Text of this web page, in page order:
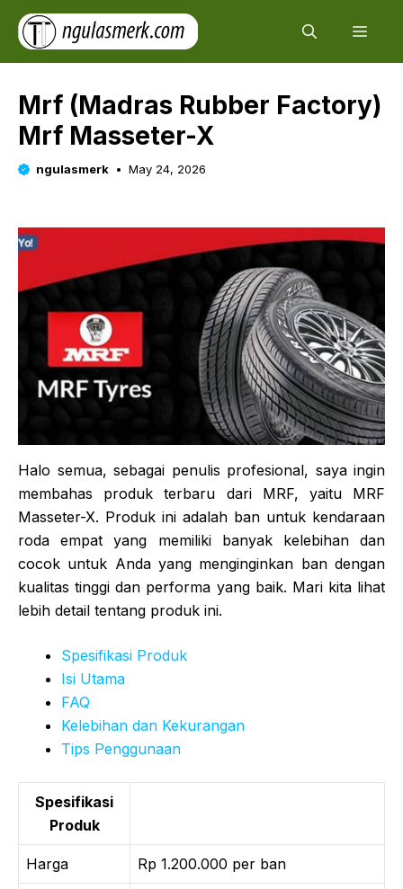
Skip
content
Mrf (Madras Rubber Factory)
Mrf Masseter-X
ngulasmerk May 24, 2026
Halo semua, sebagai penulis profesional, saya ingin
membahas produk terbaru dari MRF, yaitu MRF
Masseter-X. Produk ini adalah ban untuk kendaraan
roda empat yang memiliki banyak kelebihan dan
cocok untuk Anda yang menginginkan ban dengan
kualitas tinggi dan performa yang baik. Mari kita lihat
lebih detail tentang produk ini.
Spesifikasi Produk
Isi Utama
FAQ
Kelebihan dan Kekurangan
Tips Penggunaan
Spesifikasi
Produk
Harga Rp 1.200.000 per ban